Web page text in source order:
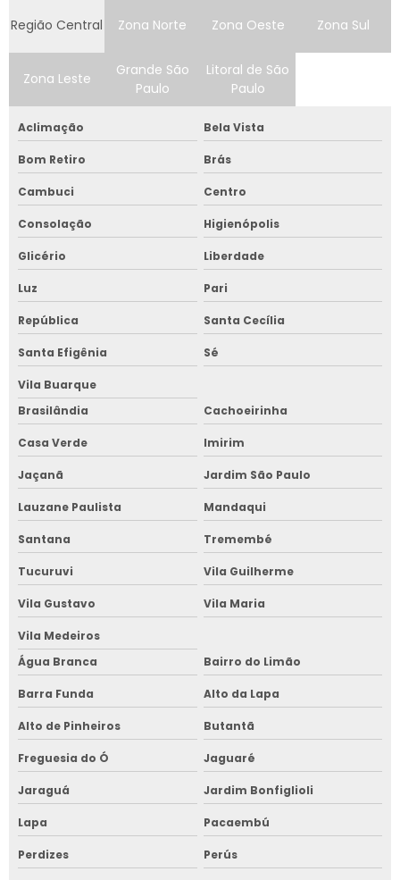
Região Central Zona Norte Zona Oeste Zona Sul
Zona Leste
Grande São
Paulo
Litoral de São
Paulo
Aclimação Bela Vista
Bom Retiro Brás
Cambuci Centro
Consolação Higienópolis
Glicério Liberdade
Luz Pari
República Santa Cecília
Santa Efigênia Sé
Vila Buarque
Brasilândia
Cachoeirinha
Casa Verde Imirim
Jaçanã Jardim São Paulo
Lauzane Paulista Mandaqui
Santana Tremembé
Tucuruvi Vila Guilherme
Vila Gustavo Vila Maria
Vila Medeiros
Água Branca
Bairro do Limão
Barra Funda Alto da Lapa
Alto de Pinheiros Butantã
Freguesia do Ó Jaguaré
Jaraguá Jardim Bonfiglioli
Lapa Pacaembú
Perdizes Perús